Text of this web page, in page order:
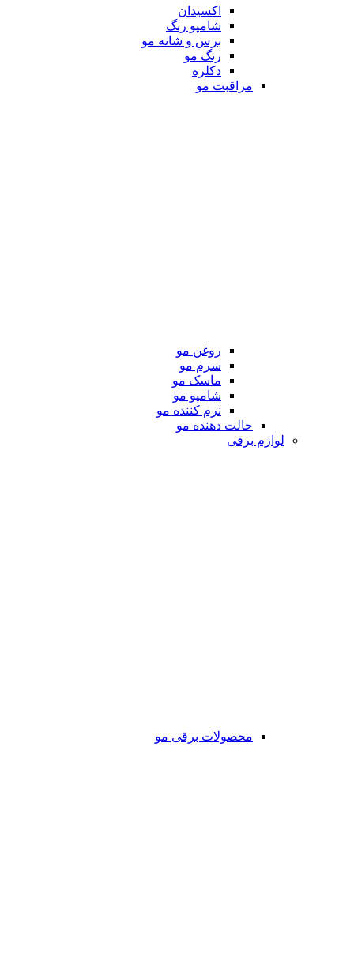
اکسیدان
شامپو رنگ
برس و شانه مو
رنگ مو
دکلره
مراقبت مو
روغن مو
سرم مو
ماسک مو
شامپو مو
نرم کننده مو
حالت دهنده مو
لوازم برقی
محصولات برقی مو